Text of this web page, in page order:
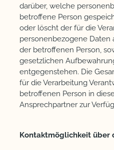
darüber, welche
betroffene Person
oder löscht der für die
personenbezogene Daten
der betroffenen Person,
gesetzlichen
entgegenstehen. Die
für die Verarbeitung
betroffenen Person in
Ansprechpartner zur
Kontaktmöglichkeit über